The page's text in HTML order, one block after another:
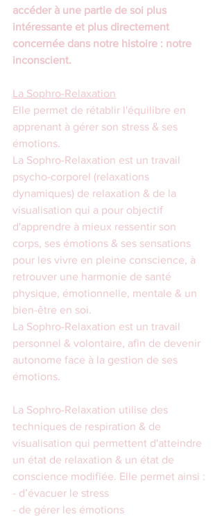
accéder à une partie de soi plus
intéressante et plus directement
concernée dans notre histoire : notre
inconscient.
La Sophro-Relaxation
Elle permet de rétablir l'équilibre en
apprenant à gérer son stress & ses
émotions.
La Sophro-Relaxation est un travail
psycho-corporel (relaxations
dynamiques) de relaxation & de la
visualisation qui a pour objectif
d'apprendre à mieux ressentir son
corps, ses émotions & ses sensations
pour les vivre en pleine conscience, à
retrouver une harmonie de santé
physique, émotionnelle, mentale & un
bien-être en soi.
La Sophro-Relaxation est un travail
personnel & volontaire, afin de devenir
autonome face à la gestion de ses
émotions.
La Sophro-Relaxation utilise des
techniques de respiration & de
visualisation qui permettent d'atteindre
un état de relaxation & un état de
conscience modifiée. Elle permet ainsi :​
- d’évacuer le stress
- de gérer les émotions